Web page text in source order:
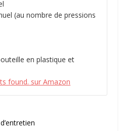
(au nombre de pressions
en plastique et
found. sur Amazon